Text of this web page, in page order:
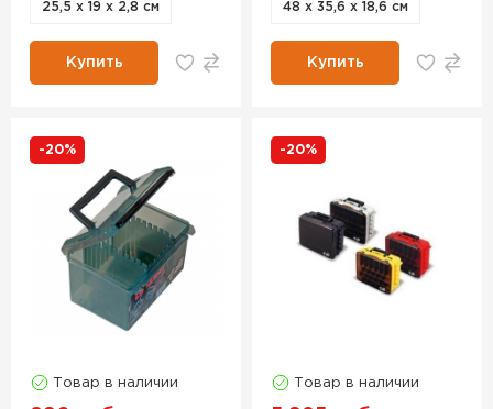
25,5 х 19 х 2,8 см
Купить
48 х 35,6 х 18,6 см
Купить
-20%
Товар в наличии
-20%
Товар в наличии